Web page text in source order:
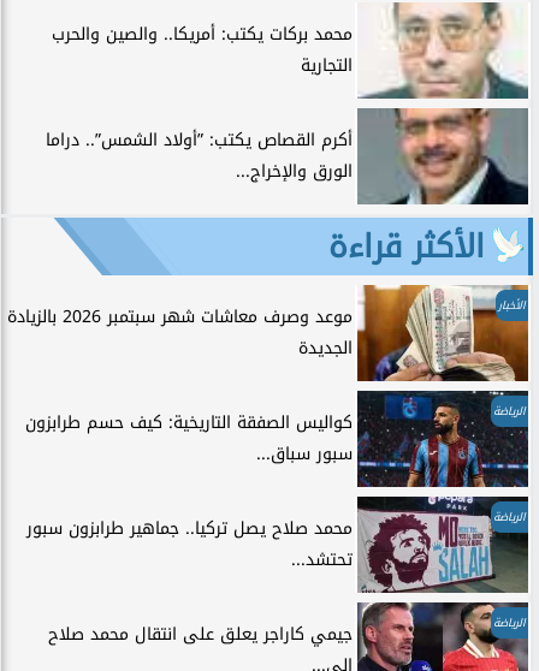
محمد بركات يكتب: أمريكا.. والصين والحرب
التجارية
أكرم القصاص يكتب: ”أولاد الشمس”.. دراما
الورق والإخراج...
الأكثر قراءة
الأخبار
موعد وصرف معاشات شهر سبتمبر 2026 بالزيادة
الجديدة
الرياضة
كواليس الصفقة التاريخية: كيف حسم طرابزون
سبور سباق...
الرياضة
محمد صلاح يصل تركيا.. جماهير طرابزون سبور
تحتشد...
الرياضة
جيمي كاراجر يعلق على انتقال محمد صلاح